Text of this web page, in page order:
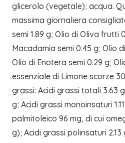
glicerolo (vegetale); acqua.
massima giornaliera
semi 1.89 g; Olio di Oliva frutti
Macadamia semi 0.45 g; Olio
Olio di Enotera semi 0.29 g;
essenziale di Limone scorze
grassi: Acidi grassi totali 3.63
g; Acidi grassi monoinsaturi
palmitoleico 96 mg, di cui
g); Acidi grassi polinsaturi